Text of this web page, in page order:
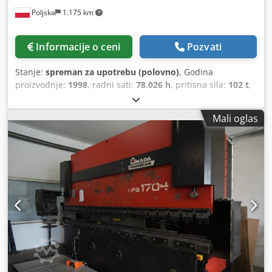
Poljska 1.175 km
Informacije o ceni Pozvati
Stanje: spreman za upotrebu (polovno), Godina
proizvodnje: 1998, radni sati: 78.026 h, pritisna sila: 102 t,
, broj osovina:
abkant presa tipa AMADA HFBO 100-30 proizvedena je
1998. godine. Ima maksimalnu presnu silu od 1000 kN i
dužinu savijanja od 3100 mm, što obezbeđuje pouzdane
performanse za različite primene. U 2024. godini na mašini
su izvršene nadogradnje softvera i zamenjeni su cilindri.
Ako ste u potrazi za visokokvalitetnim kapacitetima
savijanja, razmotrite abkant presu AMADA HFBO 100-30
koju nudimo na prodaju. Kontaktirajte nas za više detalja. •
Razmak između ramova: 2700 mm • Maksimalni hod: 200
mm • Broj osa: 8 (Y1, Y2, X1, X2, R1, R2, Z1, Z2) • Napon:
400/415 V Cjdozl Dvqopfx Agrjrf • Frekvencija: 50 Hz •
Nominalna struja: 199 A • Broj faza: 3 • Instalirana snaga: 9
kW • Nivo buke:
Mali oglas